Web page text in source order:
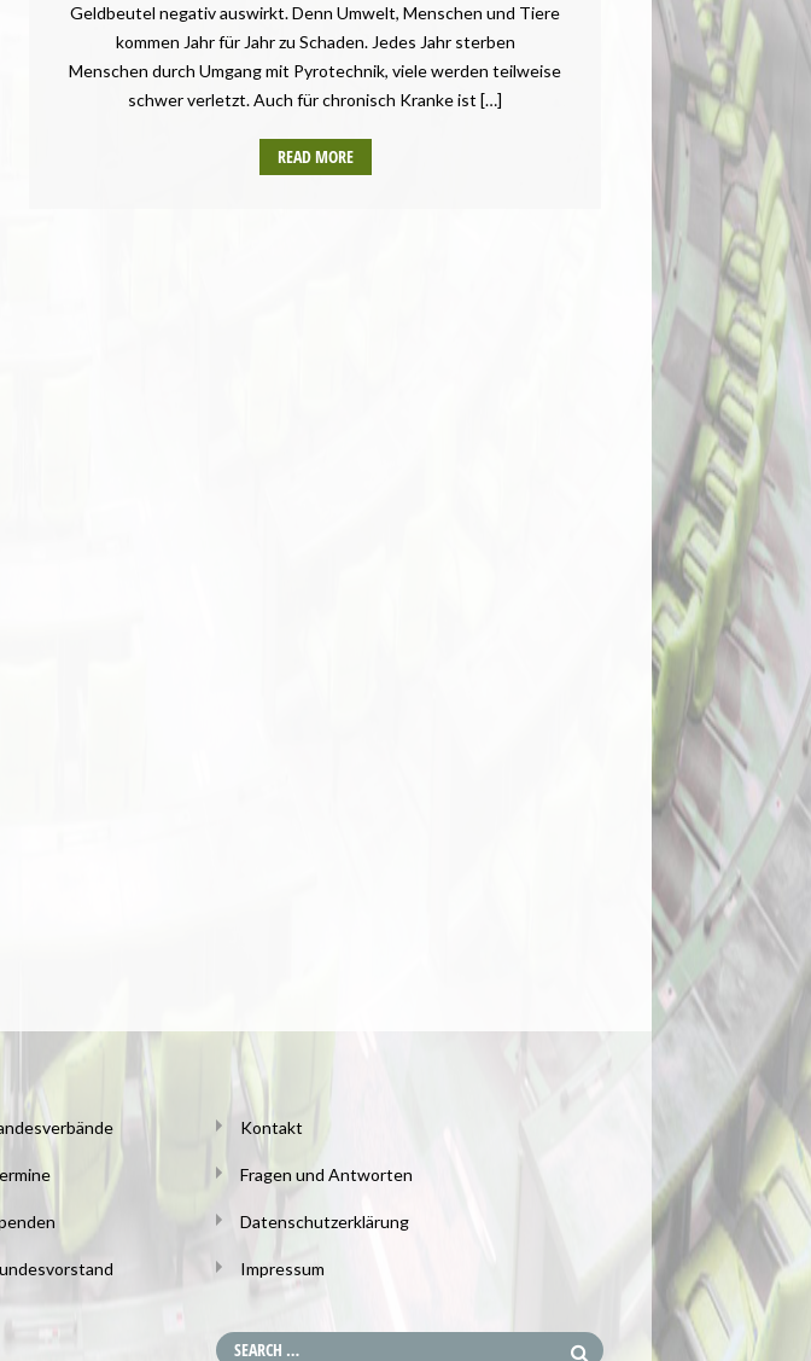
Geldbeutel negativ auswirkt. Denn Umwelt, Menschen und Tiere
kommen Jahr für Jahr zu Schaden. Jedes Jahr sterben
Menschen durch Umgang mit Pyrotechnik, viele werden teilweise
schwer verletzt. Auch für chronisch Kranke ist […]
READ MORE
Kontakt
Fragen und Antworten
Datenschutzerklärung
Impressum